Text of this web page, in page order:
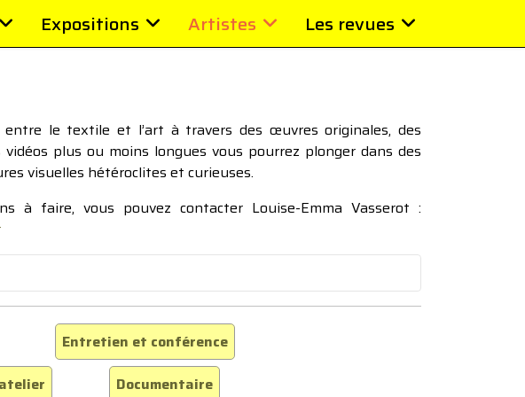
Expositions Artistes Les revues
le textile et l’art à travers des œuvres originales, des
plus ou moins longues vous pourrez plonger dans des
visuelles hétéroclites et curieuses.
à faire, vous pouvez contacter Louise-Emma Vasserot :
Entretien et conférence
Documentaire